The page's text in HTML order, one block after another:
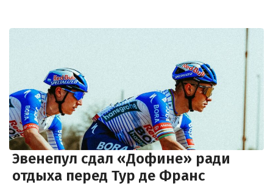
Эвенепул сдал «Дофине» ради
отдыха перед Тур де Франс